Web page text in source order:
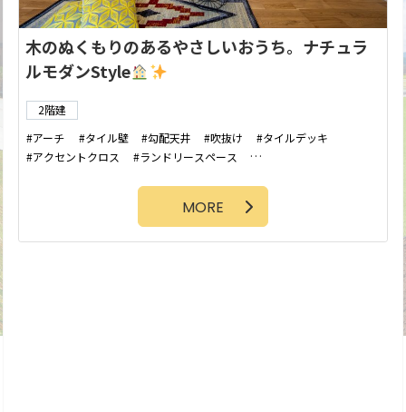
木のぬくもりのあるやさしいおうち。ナチュラ
ルモダンStyle
2階建
アーチ
タイル壁 勾配天井 吹抜け
タイルデッキ
アクセントクロス
ランドリースペース
MORE